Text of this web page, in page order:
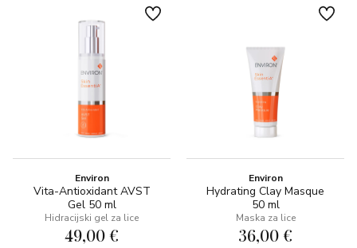
Environ
Vita-Antioxidant AVST
Gel 50 ml
Hidracijski gel za lice
49,00 €
Environ
Hydrating Clay Masque
50 ml
Maska za lice
36,00 €